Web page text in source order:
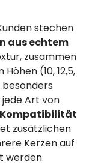
stechen
aus echtem
zusammen
(10, 12,5,
besonders
Art von
Kompatibilität
zusätzlichen
Kerzen auf
werden.